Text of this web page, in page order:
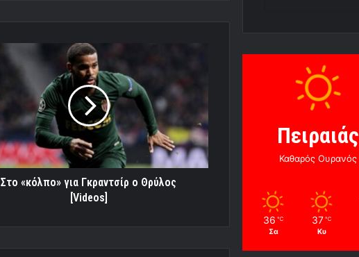
Στο «κόλπο» για Γκραντσίρ ο Θρύλος
[Videos]
Πειραιάς
Καθαρός Ουρανός
36 ℃
Σα
37 ℃
Κυ